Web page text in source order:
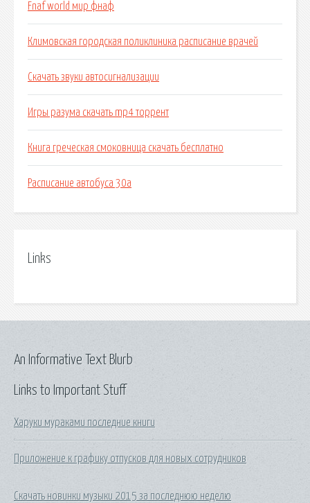
Fnaf world мир фнаф
Климовская городская поликлиника расписание врачей
Скачать звуки автосигнализации
Игры разума скачать mp4 торрент
Книга греческая смоковница скачать бесплатно
Расписание автобуса 30а
Links
Links to Important Stuff
Харуки мураками последние книги
Приложение к графику отпусков для новых сотрудников
Скачать новинки музыки 2015 за последнюю неделю
An Informative Text Blurb